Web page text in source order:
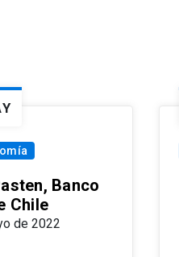
Banco
Chile
de 2022